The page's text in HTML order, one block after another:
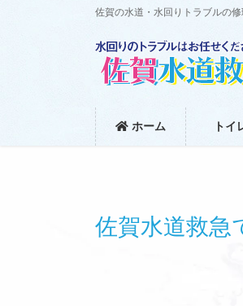
佐賀の水道・水回りトラブルの
ホーム トイ
佐賀水道救急